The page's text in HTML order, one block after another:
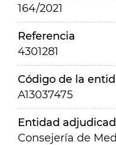
164/2021
Referencia
4301281
Código de la
A13037475
Entidad
Consejería de